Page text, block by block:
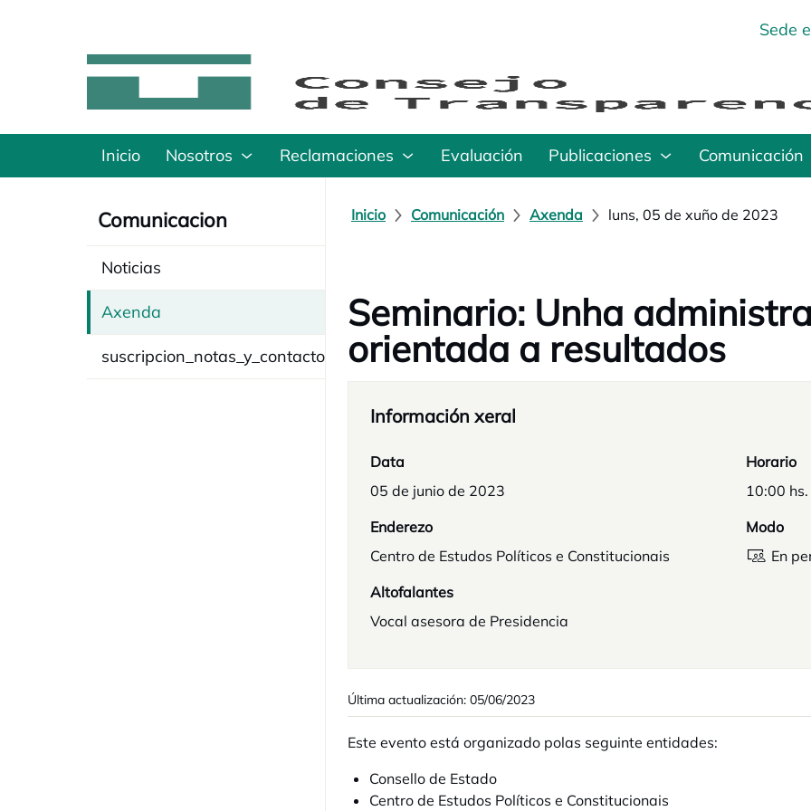
Sede
Inicio Nosotros Reclamaciones Evaluación Publicaciones Comunicación
Comunicacion
Noticias
Axenda
suscripcion_notas_y_contacto
Inicio Comunicación Axenda luns, 05 de xuño de 2023
Seminario: Unha
orientada a resultados
Información xeral
Data
05 de junio de 2023
Horario
10:00 hs.
Enderezo
Centro de Estudos Políticos e Constitucionais
Modo
En
Altofalantes
Vocal asesora de Presidencia
Última actualización: 05/06/2023
Este evento está organizado polas seguinte entidades:
Consello de Estado
Centro de Estudos Políticos e Constitucionais